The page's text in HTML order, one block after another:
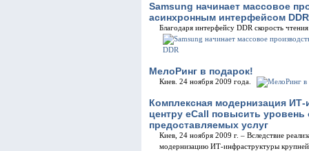
Samsung начинает массовое
асинхронным интерфейсом DDR
Благодаря интерфейсу DDR скорость
МелоРинг в подарок!
Киев. 24 ноября 2009 года.
Комплексная модернизация
центру eCall повысить
предоставляемых услуг
Киев, 24 ноября 2009 г. – Вследствие
модернизацию ИТ-инфраструктуры